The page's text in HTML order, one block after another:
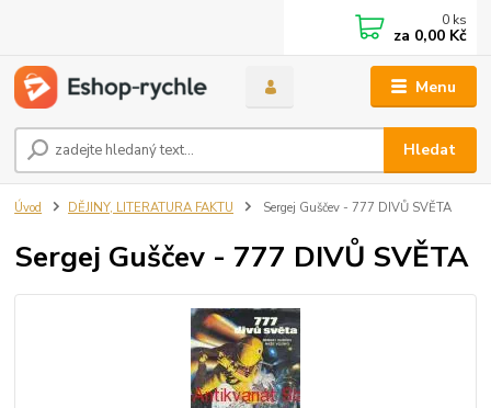
Menu
Hledat
0 ks
za 0,00 Kč
Úvod DĚJINY, LITERATURA FAKTU Sergej Guščev - 777 DIVŮ SVĚTA
Sergej Guščev - 777 DIVŮ SVĚTA